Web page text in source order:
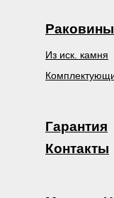
Раковины
Из иск. камня
Гарантия
Контакты